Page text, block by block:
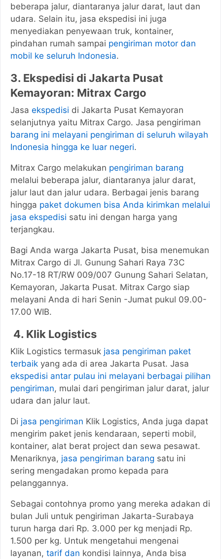
beberapa jalur, diantaranya jalur darat, laut dan
udara. Selain itu, jasa ekspedisi ini juga
menyediakan penyewaan truk, kontainer,
pindahan rumah sampai pengiriman motor dan
mobil ke seluruh Indonesia.
3. Ekspedisi di Jakarta Pusat
Kemayoran: Mitrax Cargo
Jasa ekspedisi di Jakarta Pusat Kemayoran
selanjutnya yaitu Mitrax Cargo. Jasa pengiriman
barang ini melayani pengiriman di seluruh wilayah
Indonesia hingga ke luar negeri.
Mitrax Cargo melakukan pengiriman barang
melalui beberapa jalur, diantaranya jalur darat,
jalur laut dan jalur udara. Berbagai jenis barang
hingga paket dokumen bisa Anda kirimkan melalui
jasa ekspedisi satu ini dengan harga yang
terjangkau.
Bagi Anda warga Jakarta Pusat, bisa menemukan
Mitrax Cargo di Jl. Gunung Sahari Raya 73C
No.17-18 RT/RW 009/007 Gunung Sahari Selatan,
Kemayoran, Jakarta Pusat. Mitrax Cargo siap
melayani Anda di hari Senin -Jumat pukul 09.00-
17.00 WIB.
4. Klik Logistics
Klik Logistics termasuk jasa pengiriman paket
terbaik yang ada di area Jakarta Pusat. Jasa
ekspedisi antar pulau ini melayani berbagai pilihan
pengiriman, mulai dari pengiriman jalur darat, jalur
udara dan jalur laut.
Di jasa pengiriman Klik Logistics, Anda juga dapat
mengirim paket jenis kendaraan, seperti mobil,
kontainer, alat berat project dan sewa pesawat.
Menariknya, jasa pengiriman barang satu ini
sering mengadakan promo kepada para
pelanggannya.
Sebagai contohnya promo yang mereka adakan di
bulan Juli untuk pengiriman Jakarta-Surabaya
turun harga dari Rp. 3.000 per kg menjadi Rp.
1.500 per kg. Untuk mengetahui mengenai
layanan, tarif dan kondisi lainnya, Anda bisa